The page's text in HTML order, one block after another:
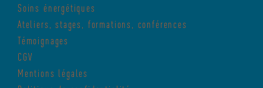
Soins énergétiques
Ateliers, stages, formations, conférences
Témoignages
CGV
Mentions légales